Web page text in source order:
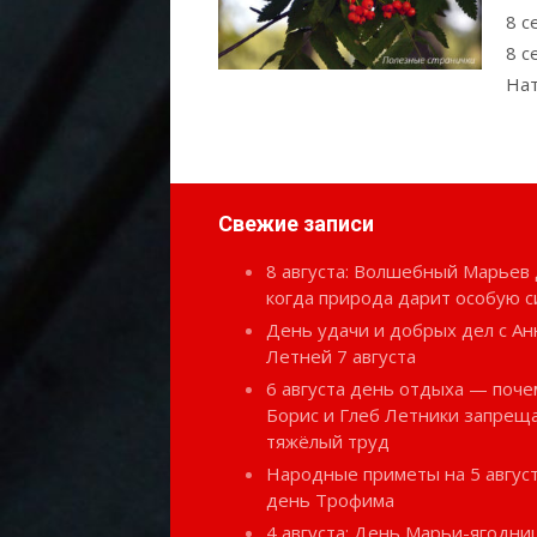
8
8
Свежие записи
8 августа: Волшебный Марьев
когда природа дарит особую
День удачи и добрых дел с
Летней 7 августа
6 августа день отдыха —
Борис и Глеб Летники
тяжёлый труд
Народные приметы на 5
день Трофима
4 августа: День Марьи-